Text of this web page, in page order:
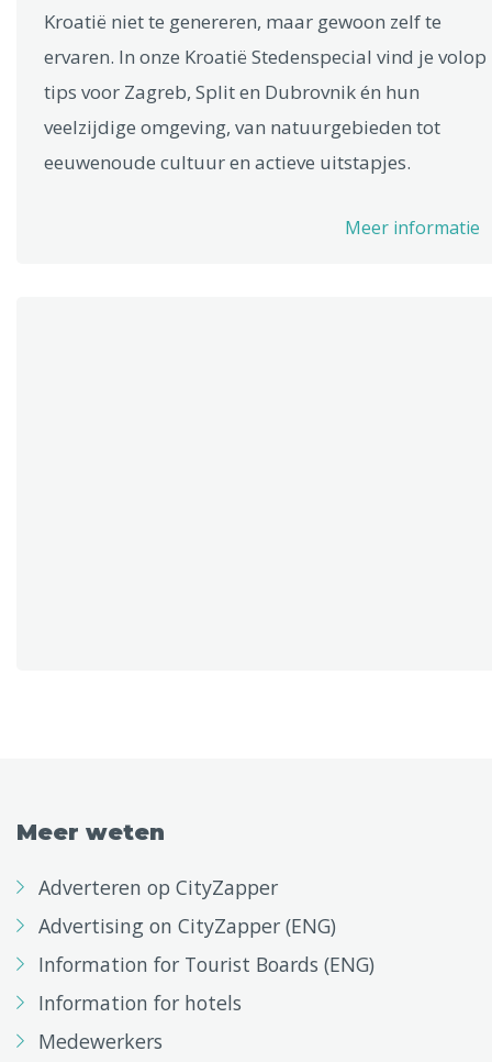
Kroatië niet te genereren, maar gewoon zelf te
ervaren. In onze Kroatië Stedenspecial vind je volop
tips voor Zagreb, Split en Dubrovnik én hun
veelzijdige omgeving, van natuurgebieden tot
eeuwenoude cultuur en actieve uitstapjes.
Meer informatie
Meer weten
Adverteren op CityZapper
Advertising on CityZapper (ENG)
Information for Tourist Boards (ENG)
Information for hotels
Medewerkers